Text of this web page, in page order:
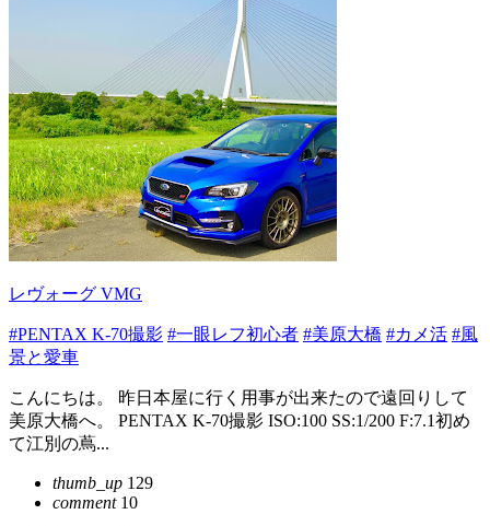
レヴォーグ VMG
#PENTAX K-70撮影 #一眼レフ初心者 #美原大橋 #カメ活 #風
景と愛車
こんにちは。 昨日本屋に行く用事が出来たので遠回りして
美原大橋へ。 PENTAX K-70撮影 ISO:100 SS:1/200 F:7.1初め
て江別の蔦...
thumb_up 129
comment10